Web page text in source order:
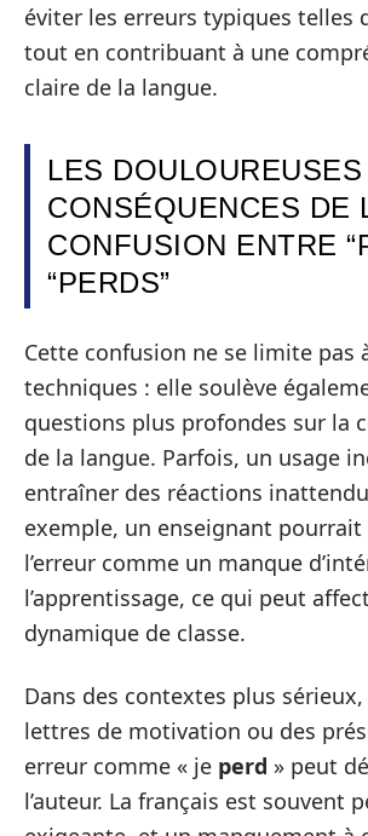
éviter les erreurs typiques telles
tout en contribuant à une
claire de la langue.
LES DOULOUREUSES
CONSÉQUENCES DE
CONFUSION ENTRE
“PERDS”
Cette confusion ne se limite pas
techniques : elle soulève
questions plus profondes sur la
de la langue. Parfois, un usage
entraîner des réactions
exemple, un enseignant
l’erreur comme un manque
l’apprentissage, ce qui peut
dynamique de classe.
Dans des contextes plus
lettres de motivation ou des
erreur comme « je perd » peut
l’auteur. La français est souvent